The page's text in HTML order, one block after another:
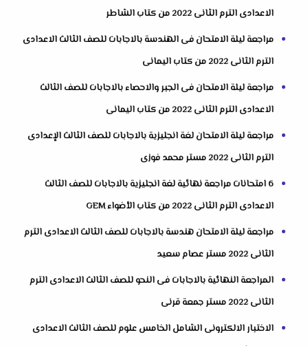
الاعدادى الترم الثانى 2022 من كتاب الشاطر
مراجعة ليلة الامتحان فى الهندسة بالاجابات للصف الثالث الاعدادى
الترم الثانى 2022 من كتاب اليمانى
مراجعة ليلة الامتحان فى الجبر والاحصاء بالاجابات للصف الثالث
الاعدادى الترم الثانى 2022 من كتاب اليمانى
مراجعة ليلة الامتحان لغة انجليزية بالاجابات للصف الثالث الإعدادى
الترم الثانى 2022 مستر محمد فوزى
6 امتحانات مراجعة نهائية لغة انجليزية بالاجابات للصف الثالث
الاعدادى الترم الثانى 2022 من كتاب الأضواء GEM
مراجعة ليلة الامتحان هندسة بالاجابات للصف الثالث الاعدادى الترم
الثانى 2022 مستر عصام سعيد
المراجعة النهائية بالاجابات فى النحو للصف الثالث الاعدادى الترم
الثانى 2022 مستر جمعة قرنى
الاختبار الالكترونى الشامل الخامس علوم للصف الثالث الاعدادى